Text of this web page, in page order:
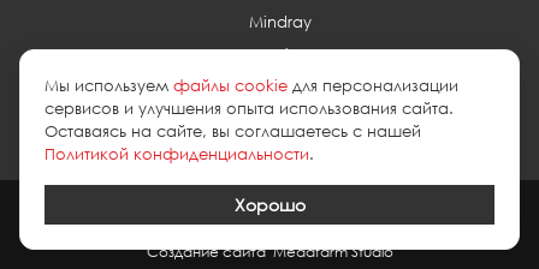
Mindray
Pentax
Planmed
политика в отношении обработки персональных
данных
Создание сайта Medafarm Studio
Мы используем файлы cookie для персонализации
сервисов и улучшения опыта использования сайта.
Оставаясь на сайте, вы соглашаетесь с нашей
Политикой конфиденциальности.
Хорошо